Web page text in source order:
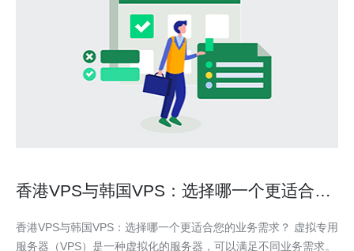
香港VPS与韩国VPS：选择哪一个更适合您
香港VPS与韩国VPS：选择哪一个更适合您的业务需求？ 虚拟专用
服务器（VPS）是一种虚拟化的服务器，可以满足不同业务需求。